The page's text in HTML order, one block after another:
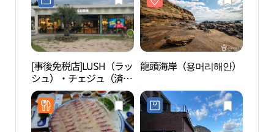
[事後免税店]LUSH（ラッ
シュ）・チェジュ（済
州）店(러쉬 제주점)
龍頭海岸（용머리해안）